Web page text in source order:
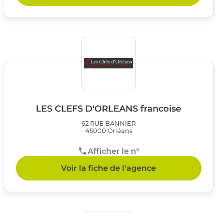
LES CLEFS D'ORLEANS francoise
62 RUE BANNIER
45000 Orléans
Afficher le n°
Voir la fiche de l'agence